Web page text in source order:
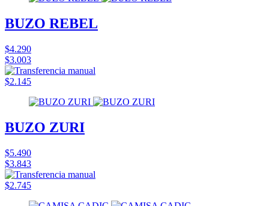
BUZO REBEL
$4.290
$3.003
$2.145
BUZO ZURI
$5.490
$3.843
$2.745